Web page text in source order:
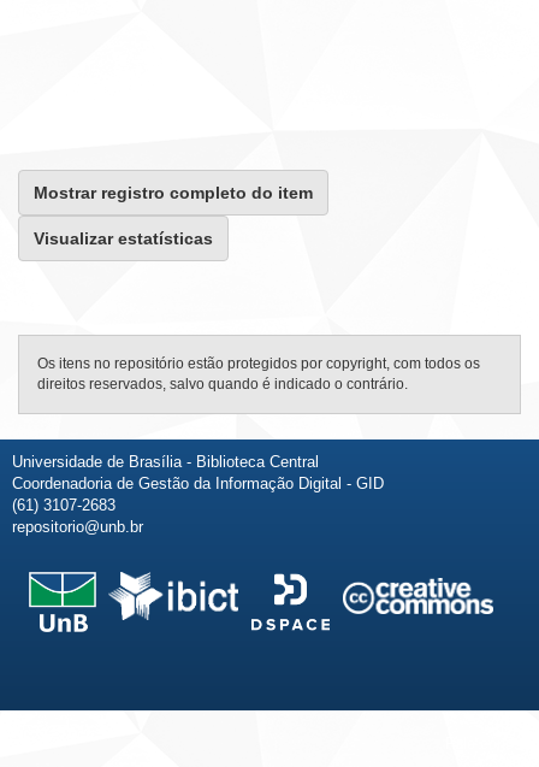
Mostrar registro completo do item
Visualizar estatísticas
Os itens no repositório estão protegidos por copyright, com todos os
direitos reservados, salvo quando é indicado o contrário.
Universidade de Brasília - Biblioteca Central
Coordenadoria de Gestão da Informação Digital - GID
(61) 3107-2683
repositorio@unb.br